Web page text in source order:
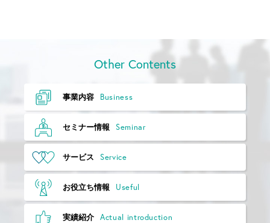
Other Contents
事業内容 Business
セミナー情報 Seminar
サービス Service
お役立ち情報 Useful
実績紹介 Actual introduction